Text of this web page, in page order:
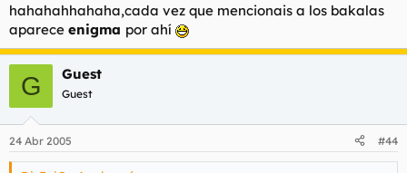
hahahahhahaha,cada vez que mencionais a los bakalas
aparece enigma por ahí
G Guest
Guest
24 Abr 2005 #44